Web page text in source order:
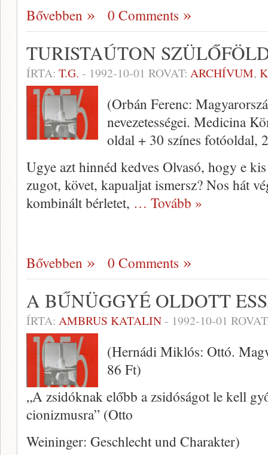
Bővebben 0 Comments
TURISTAÚTON
ÍRTA: T.G. - 1992-10-01 ROVAT: ARCHÍVUM,
(Orbán Ferenc:
nevezetességei. Medicina
oldal + 30 színes fotóoldal,
Ugye azt hinnéd kedves Olvasó, hogy e
zugot, követ, kapualjat ismersz? Nos hát
kombinált bérletet, … Tovább »
Bővebben 0 Comments
A BŰNÜGGYÉ OLDOTT
ÍRTA: AMBRUS KATALIN- 1992-10-01
(Hernádi Miklós: Ottó.
86 Ft)
„A zsidóknak előbb a zsidóságot le kell
cionizmusra” (Otto
Weininger: Geschlecht und Charakter)